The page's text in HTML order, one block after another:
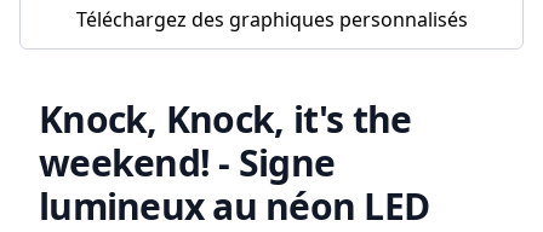
Téléchargez des graphiques personnalisés
Knock, Knock, it's the
weekend! - Signe
lumineux au néon LED